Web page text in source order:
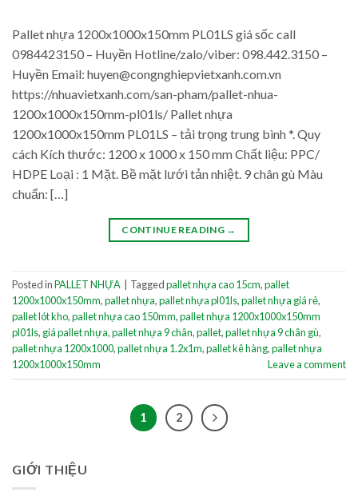
Pallet nhựa 1200x1000x150mm PL01LS giá sốc call
0984423150 – Huyền Hotline/zalo/viber: 098.442.3150 –
Huyền Email: huyen@congnghiepvietxanh.com.vn
https://nhuavietxanh.com/san-pham/pallet-nhua-
1200x1000x150mm-pl01ls/ Pallet nhựa
1200x1000x150mm PL01LS – tải trọng trung bình *. Quy
cách Kích thước: 1200 x 1000 x 150 mm Chất liệu: PPC/
HDPE Loại : 1 Mặt. Bề mặt lưới tản nhiệt. 9 chân gù Màu
chuẩn: […]
CONTINUE READING →
Posted inPALLET NHỰA Taggedpallet nhựa cao 15cm,pallet
1200x1000x150mm,pallet nhựa,pallet nhựa pl01ls,pallet nhựa giá rẻ,
pallet lót kho,pallet nhựa cao 150mm,pallet nhựa 1200x1000x150mm
pl01ls, giá pallet nhựa,pallet nhựa 9 chân,pallet,pallet nhựa 9 chân gù,
pallet nhựa 1200x1000,pallet nhựa 1.2x1m,pallet kê hàng,pallet nhựa
1200x1000x150mm
Leave a comment
1 2
GIỚI THIỆU